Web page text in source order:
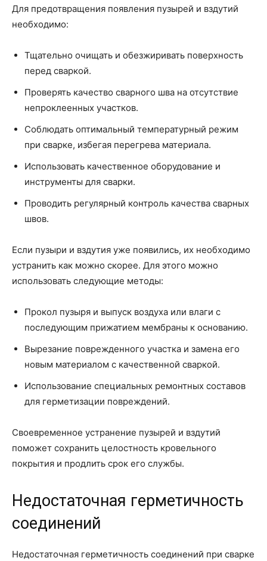
Для предотвращения появления пузырей и вздутий
необходимо:
Тщательно очищать и обезжиривать поверхность
перед сваркой.
Проверять качество сварного шва на отсутствие
непроклеенных участков.
Соблюдать оптимальный температурный режим
при сварке, избегая перегрева материала.
Использовать качественное оборудование и
инструменты для сварки.
Проводить регулярный контроль качества сварных
швов.
Если пузыри и вздутия уже появились, их необходимо
устранить как можно скорее. Для этого можно
использовать следующие методы:
Прокол пузыря и выпуск воздуха или влаги с
последующим прижатием мембраны к основанию.
Вырезание поврежденного участка и замена его
новым материалом с качественной сваркой.
Использование специальных ремонтных составов
для герметизации повреждений.
Своевременное устранение пузырей и вздутий
поможет сохранить целостность кровельного
покрытия и продлить срок его службы.
Недостаточная герметичность
соединений
Недостаточная герметичность соединений при сварке